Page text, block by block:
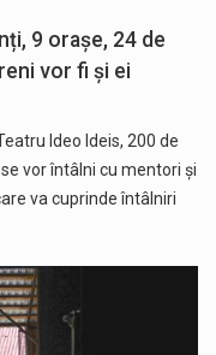
9 orașe, 24 de
vor fi și ei
Ideo Ideis, 200 de
vor întâlni cu mentori și
va cuprinde întâlniri